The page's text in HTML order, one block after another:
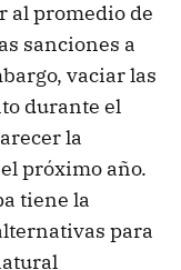
al promedio de
sanciones a
vaciar las
durante el
la
próximo año.
tiene la
para